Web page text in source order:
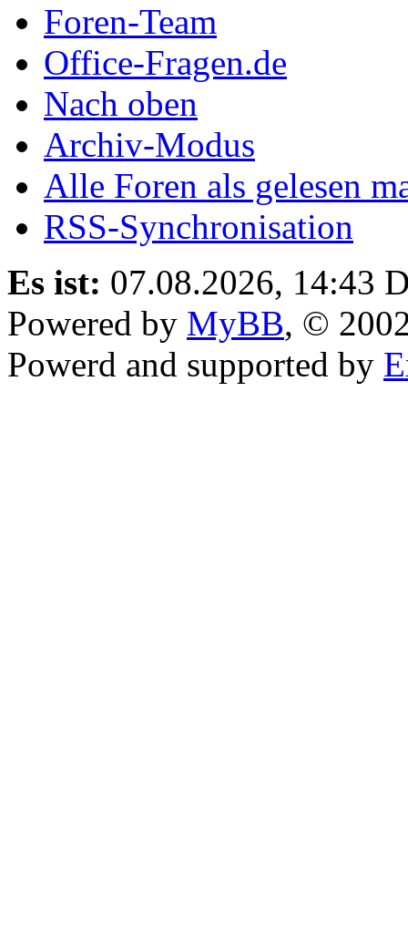
Foren-Team
Office-Fragen.de
Nach oben
Archiv-Modus
Alle Foren als gelesen
RSS-Synchronisation
Es ist: 07.08.2026, 14:43
Powered by MyBB, ©
Powerd and supported by